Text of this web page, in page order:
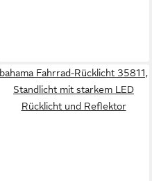
bahama Fahrrad-Rücklicht 35811,
Standlicht mit starkem LED
Rücklicht und Reflektor